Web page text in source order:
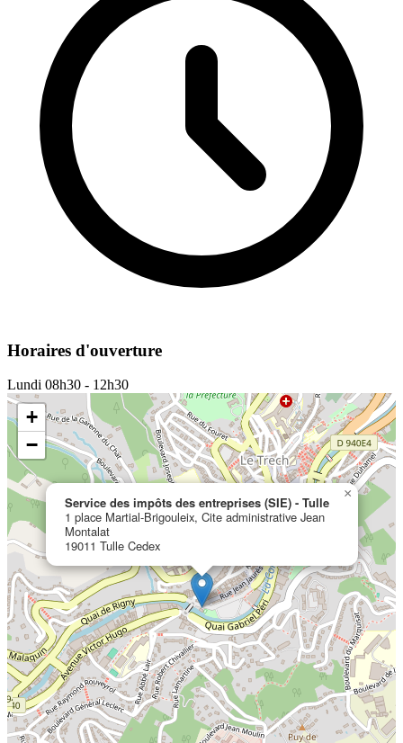
Horaires d'ouverture
Lundi 08h30 - 12h30
Service des impôts des entreprises (SIE) - Tulle
1 place Martial-Brigouleix, Cite administrative Jean
Montalat
19011 Tulle Cedex
×
+
−